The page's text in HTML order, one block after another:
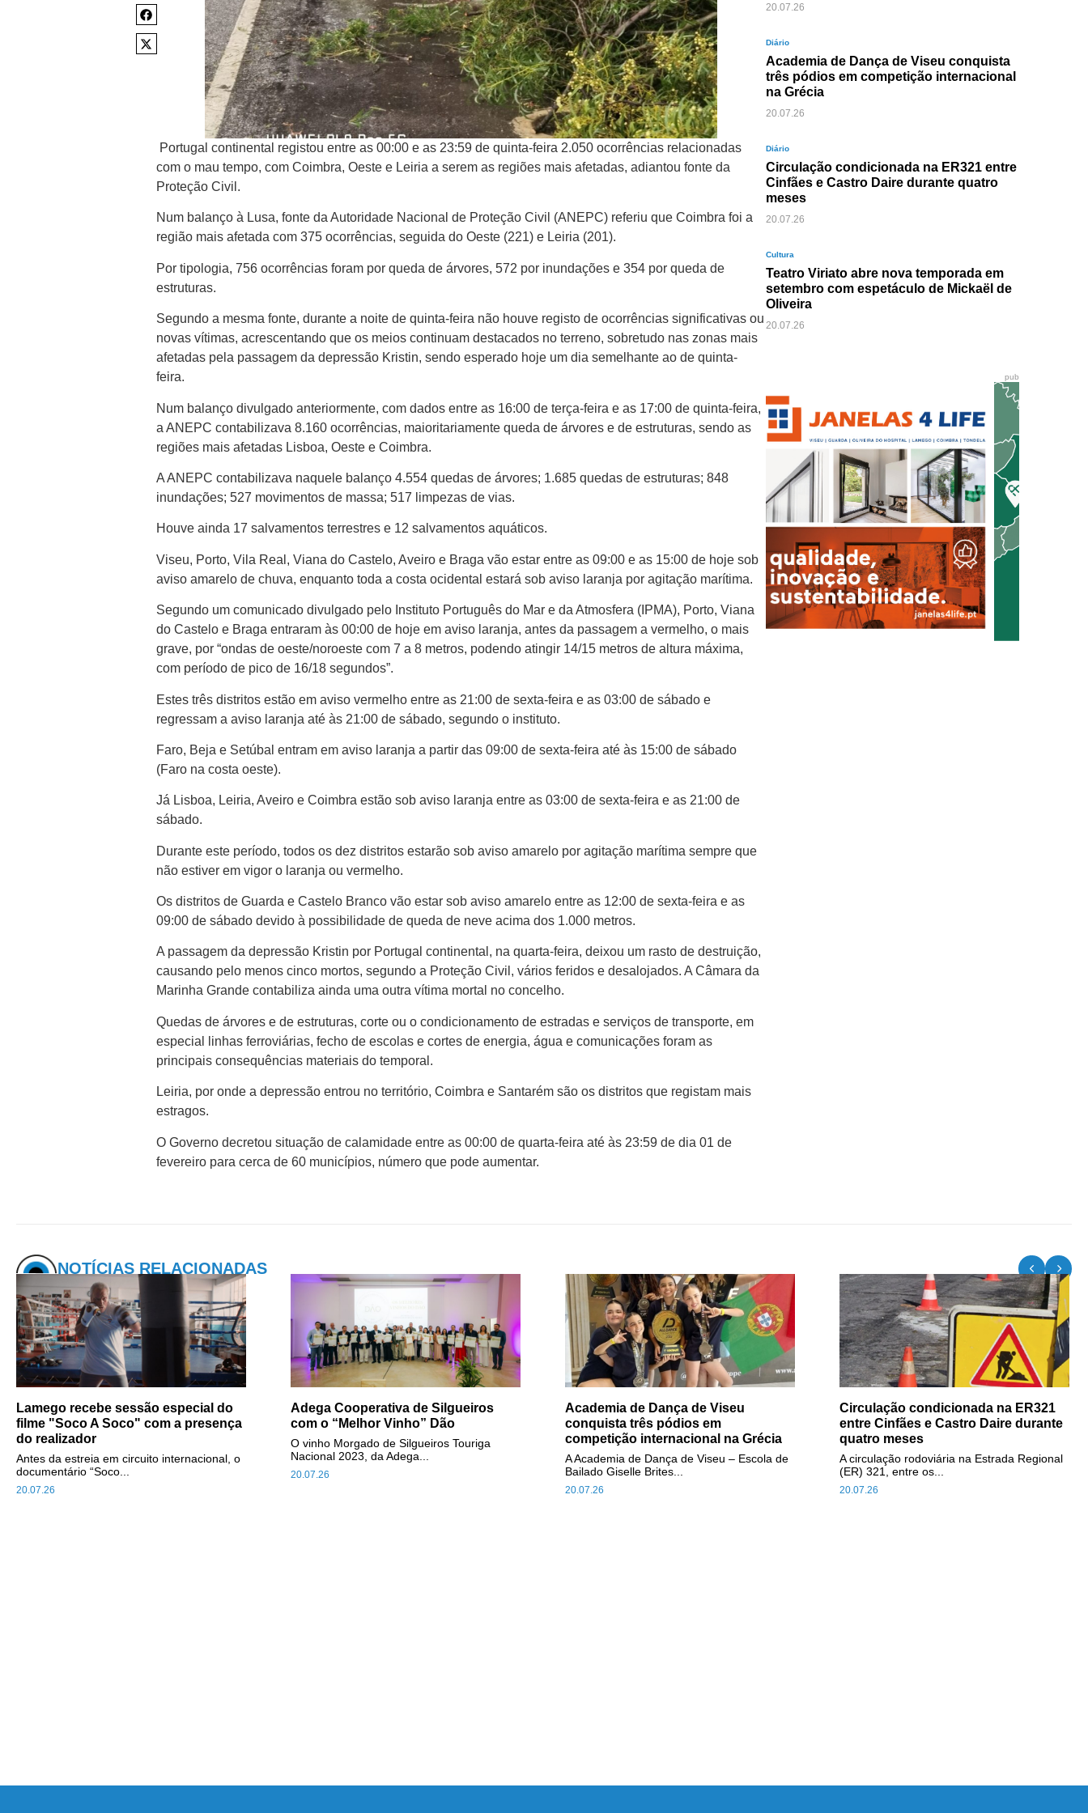
Portugal continental registou entre as 00:00 e as 23:59 de quinta-feira 2.050 ocorrências relacionadas
com o mau tempo, com Coimbra, Oeste e Leiria a serem as regiões mais afetadas, adiantou fonte da
Proteção Civil.
Num balanço à Lusa, fonte da Autoridade Nacional de Proteção Civil (ANEPC) referiu que Coimbra foi a
região mais afetada com 375 ocorrências, seguida do Oeste (221) e Leiria (201).
Por tipologia, 756 ocorrências foram por queda de árvores, 572 por inundações e 354 por queda de
estruturas.
Segundo a mesma fonte, durante a noite de quinta-feira não houve registo de ocorrências significativas ou
novas vítimas, acrescentando que os meios continuam destacados no terreno, sobretudo nas zonas mais
afetadas pela passagem da depressão Kristin, sendo esperado hoje um dia semelhante ao de quinta-
feira.
Num balanço divulgado anteriormente, com dados entre as 16:00 de terça-feira e as 17:00 de quinta-feira,
a ANEPC contabilizava 8.160 ocorrências, maioritariamente queda de árvores e de estruturas, sendo as
regiões mais afetadas Lisboa, Oeste e Coimbra.
A ANEPC contabilizava naquele balanço 4.554 quedas de árvores; 1.685 quedas de estruturas; 848
inundações; 527 movimentos de massa; 517 limpezas de vias.
Houve ainda 17 salvamentos terrestres e 12 salvamentos aquáticos.
Viseu, Porto, Vila Real, Viana do Castelo, Aveiro e Braga vão estar entre as 09:00 e as 15:00 de hoje sob
aviso amarelo de chuva, enquanto toda a costa ocidental estará sob aviso laranja por agitação marítima.
Segundo um comunicado divulgado pelo Instituto Português do Mar e da Atmosfera (IPMA), Porto, Viana
do Castelo e Braga entraram às 00:00 de hoje em aviso laranja, antes da passagem a vermelho, o mais
grave, por “ondas de oeste/noroeste com 7 a 8 metros, podendo atingir 14/15 metros de altura máxima,
com período de pico de 16/18 segundos”.
Estes três distritos estão em aviso vermelho entre as 21:00 de sexta-feira e as 03:00 de sábado e
regressam a aviso laranja até às 21:00 de sábado, segundo o instituto.
Faro, Beja e Setúbal entram em aviso laranja a partir das 09:00 de sexta-feira até às 15:00 de sábado
(Faro na costa oeste).
Já Lisboa, Leiria, Aveiro e Coimbra estão sob aviso laranja entre as 03:00 de sexta-feira e as 21:00 de
sábado.
Durante este período, todos os dez distritos estarão sob aviso amarelo por agitação marítima sempre que
não estiver em vigor o laranja ou vermelho.
Os distritos de Guarda e Castelo Branco vão estar sob aviso amarelo entre as 12:00 de sexta-feira e as
09:00 de sábado devido à possibilidade de queda de neve acima dos 1.000 metros.
A passagem da depressão Kristin por Portugal continental, na quarta-feira, deixou um rasto de destruição,
causando pelo menos cinco mortos, segundo a Proteção Civil, vários feridos e desalojados. A Câmara da
Marinha Grande contabiliza ainda uma outra vítima mortal no concelho.
Quedas de árvores e de estruturas, corte ou o condicionamento de estradas e serviços de transporte, em
especial linhas ferroviárias, fecho de escolas e cortes de energia, água e comunicações foram as
principais consequências materiais do temporal.
Leiria, por onde a depressão entrou no território, Coimbra e Santarém são os distritos que registam mais
estragos.
O Governo decretou situação de calamidade entre as 00:00 de quarta-feira até às 23:59 de dia 01 de
fevereiro para cerca de 60 municípios, número que pode aumentar.
20.07.26
Diário
Academia de Dança de Viseu conquista
três pódios em competição internacional
na Grécia
20.07.26
Diário
Circulação condicionada na ER321 entre
Cinfães e Castro Daire durante quatro
meses
20.07.26
Cultura
Teatro Viriato abre nova temporada em
setembro com espetáculo de Mickaël de
Oliveira
20.07.26
pub
NOTÍCIAS RELACIONADAS
Lamego recebe sessão especial do
filme "Soco A Soco" com a presença
do realizador
20.07.26
Antes da estreia em circuito internacional, o
documentário “Soco...
Adega Cooperativa de Silgueiros
com o “Melhor Vinho” Dão
20.07.26
O vinho Morgado de Silgueiros Touriga
Nacional 2023, da Adega...
Academia de Dança de Viseu
conquista três pódios em
competição internacional na Grécia
20.07.26
A Academia de Dança de Viseu – Escola de
Bailado Giselle Brites...
Circulação condicionada na ER321
entre Cinfães e Castro Daire durante
quatro meses
20.07.26
A circulação rodoviária na Estrada Regional
(ER) 321, entre os...